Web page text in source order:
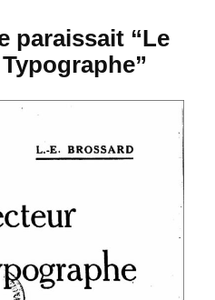
paraissait “Le